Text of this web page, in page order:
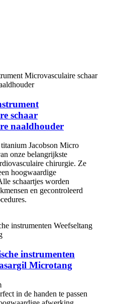
schaar
naaldhouder
Jacobson Micro
onze belangrijkste
chirurgie. Ze
hoogwaardige
schaartjes worden
en gecontroleerd
instrumenten
Microtang
in de handen te passen